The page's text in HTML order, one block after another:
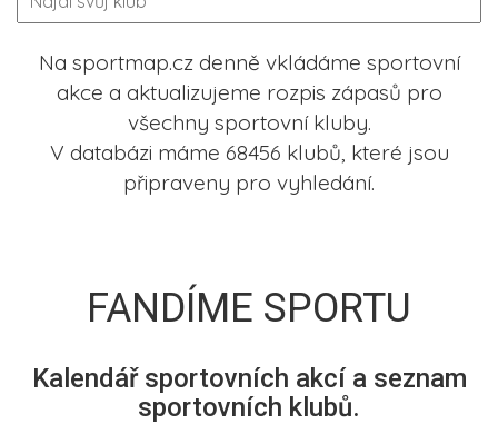
Na sportmap.cz denně vkládáme sportovní
akce a aktualizujeme rozpis zápasů pro
všechny sportovní kluby.
V databázi máme 68456 klubů, které jsou
připraveny pro vyhledání.
FANDÍME SPORTU
Kalendář sportovních akcí a seznam
sportovních klubů.